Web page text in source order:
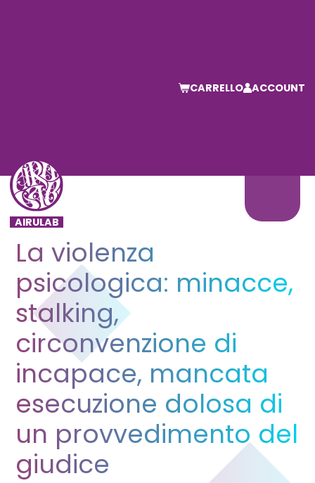
CARRELLO ACCOUNT
La violenza
psicologica: minacce,
stalking,
circonvenzione di
incapace, mancata
esecuzione dolosa di
un provvedimento del
giudice